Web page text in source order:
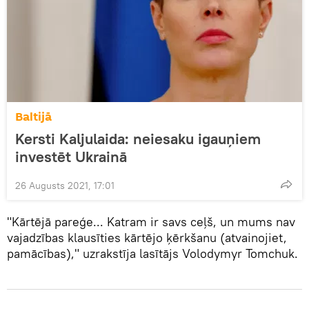
Baltijā
Kersti Kaljulaida: neiesaku igauņiem
investēt Ukrainā
26 Augusts 2021, 17:01
"Kārtējā pareģe... Katram ir savs ceļš, un mums nav
vajadzības klausīties kārtējo ķērkšanu (atvainojiet,
pamācības)," uzrakstīja lasītājs Volodymyr Tomchuk.